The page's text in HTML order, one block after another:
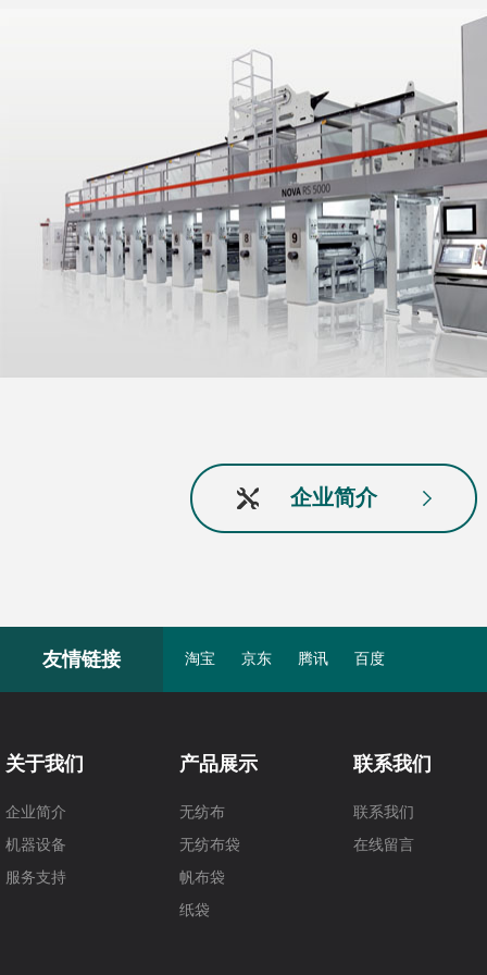
企业简介
友情链接 淘宝 京东 腾讯 百度
关于我们
企业简介
机器设备
服务支持
产品展示
无纺布
无纺布袋
帆布袋
纸袋
联系我们
联系我们
在线留言